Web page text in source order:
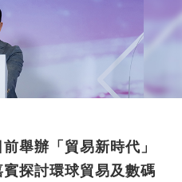
舉辦「貿易新時代」
探討環球貿易及數碼